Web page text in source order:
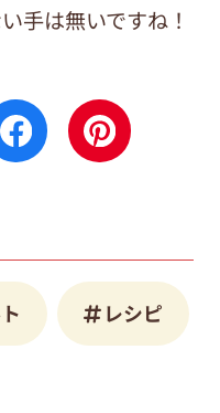
手は無いですね！
レシピ